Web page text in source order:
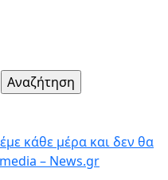
κάθε μέρα και δεν θα
– News.gr